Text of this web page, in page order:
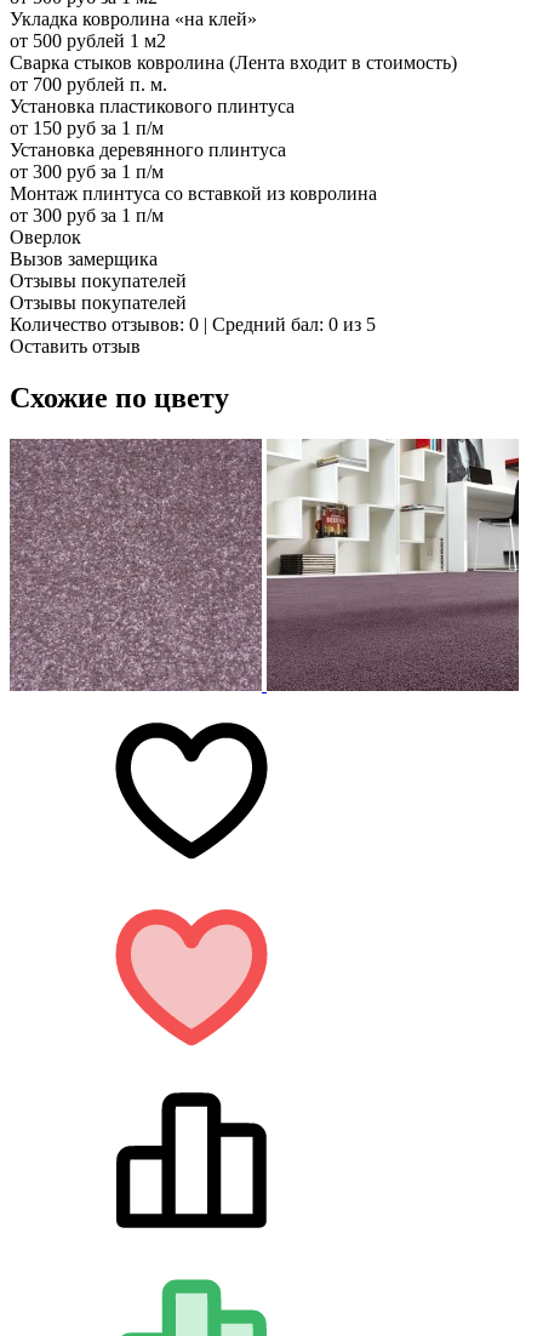
Укладка ковролина «на клей»
от 500 рублей 1 м2
Сварка стыков ковролина (Лента входит в стоимость)
от 700 рублей п. м.
Установка пластикового плинтуса
от 150 руб за 1 п/м
Установка деревянного плинтуса
от 300 руб за 1 п/м
Монтаж плинтуса со вставкой из ковролина
от 300 руб за 1 п/м
Оверлок
Вызов замерщика
Отзывы покупателей
Отзывы покупателей
Количество отзывов: 0 | Средний бал: 0 из 5
Оставить отзыв
Схожие по цвету